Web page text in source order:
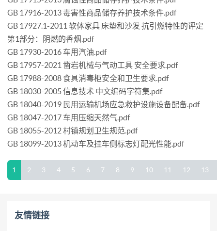
GB 17916-2013 毒害性商品储存养护技术条件.pdf
GB 17927.1-2011 软体家具 床垫和沙发 抗引燃特性的评定
第1部分：阴燃的香烟.pdf
GB 17930-2016 车用汽油.pdf
GB 17957-2021 凿岩机械与气动工具 安全要求.pdf
GB 17988-2008 食具消毒柜安全和卫生要求.pdf
GB 18030-2005 信息技术 中文编码字符集.pdf
GB 18040-2019 民用运输机场应急救护设施设备配备.pdf
GB 18047-2017 车用压缩天然气.pdf
GB 18055-2012 村镇规划卫生规范.pdf
GB 18099-2013 机动车及挂车侧标志灯配光性能.pdf
1 2 3 4 5 6 7 8 9 10 11 12 13
友情链接